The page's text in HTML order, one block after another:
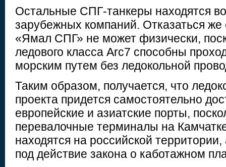
Остальные СПГ-танкеры находятся
зарубежных компаний. Отказаться же
«Ямал СПГ» не может физически,
ледового класса Arc7 способны
морским путем без ледокольной
Таким образом, получается, что
проекта придется самостоятельно
европейские и азиатские порты,
перевалочные терминалы на
находятся на российской
под действие закона о каботажном